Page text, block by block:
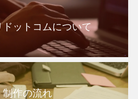
ドットコムについて
制作の流れ